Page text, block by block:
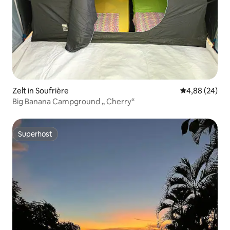
Zelt in Soufrière
4,88 (24)
Big Banana Campground „ Cherry“
Superhost
Superhost